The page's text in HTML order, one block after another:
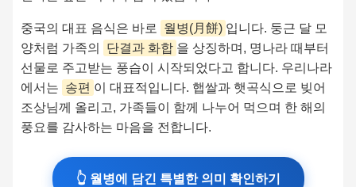
중국의 대표 음식은 바로 월병(月餅) 입니다. 둥근 달 모
양처럼 가족의
단결과 화합 을 상징하며, 명나라 때부터
선물로 주고받는 풍습이 시작되었다고 합니다. 우리나라
에서는 송편 이 대표적입니다. 햅쌀과 햇곡식으로 빚어
조상님께 올리고, 가족들이 함께 나누어 먹으며 한 해의
풍요를 감사하는 마음을 전합니다.
👆 월병에 담긴 특별한 의미 확인하기